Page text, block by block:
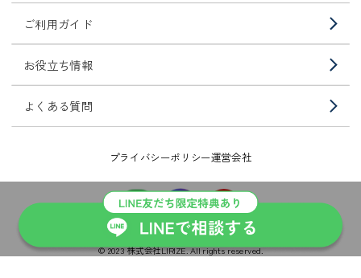
ご利用ガイド
お役立ち情報
よくある質問
プライバシーポリシー運営会社
© 2023 株式会社LIRIZE. All rights reserved.